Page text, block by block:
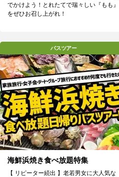
でかけよう！とれたてで瑞々しい『もも』
をぜひお召し上がれ！
バスツアー
海鮮浜焼き食べ放題特集
【 リピーター続出 】老若男女に大人気な